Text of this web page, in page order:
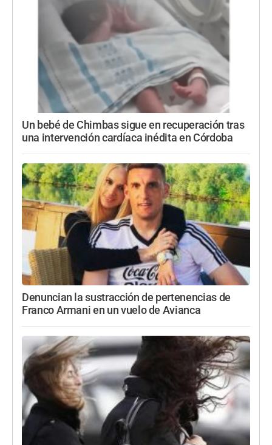
Un bebé de Chimbas sigue en recuperación tras
una intervención cardíaca inédita en Córdoba
Denuncian la sustracción de pertenencias de
Franco Armani en un vuelo de Avianca